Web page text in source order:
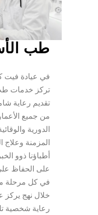
طب
تركز خدمات
تقديم رعاية
من جميع
الدورية
المزمنة وعلاج
أطباؤنا ذوو
على الحفاظ
في كل مرحلة
خلال نهج
رعاية شخصية